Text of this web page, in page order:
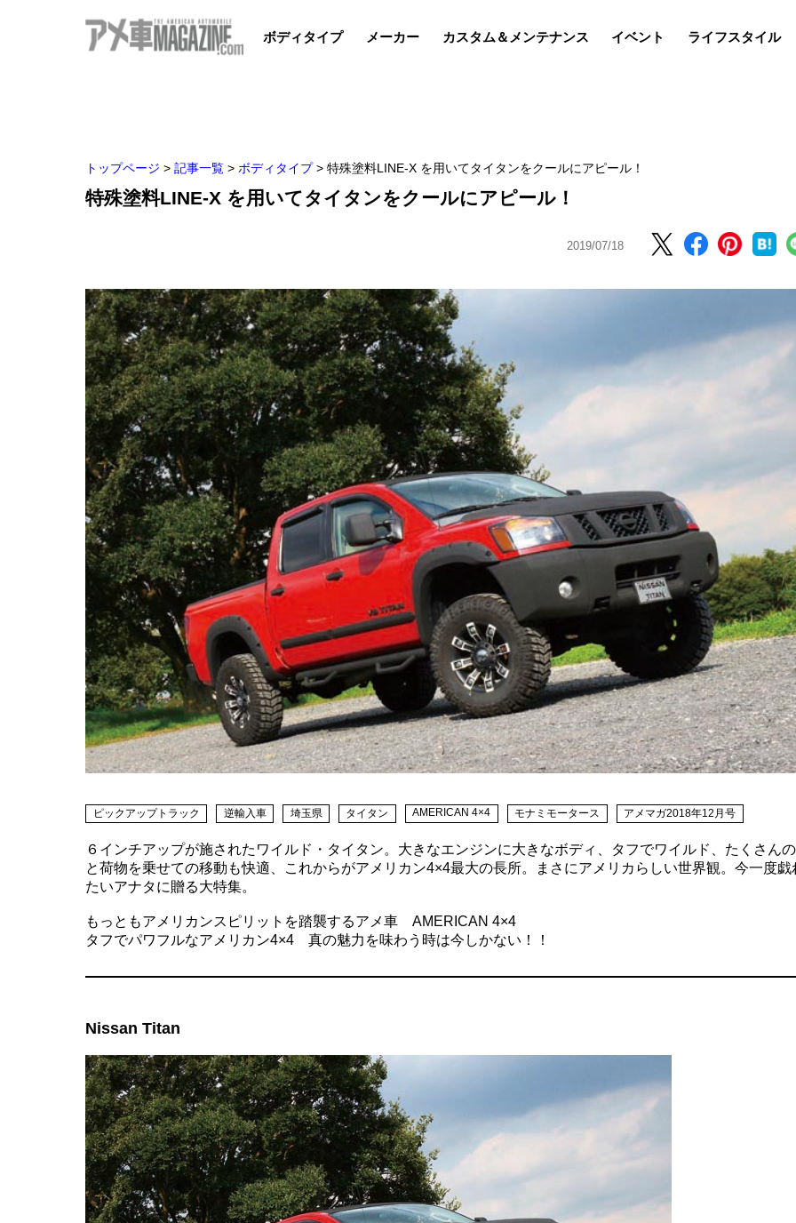
ボディタイプ メーカー カスタム＆メンテナンス イベント ライフスタイル
トップページ > 記事一覧 > ボディタイプ > 特殊塗料LINE-X を用いてタイタンをクールにアピール！
特殊塗料LINE-X を用いてタイタンをクールにアピール！
2019/07/18
ピックアップトラック 逆輸入車 埼玉県 タイタン AMERICAN 4×4 モナミモータース アメマガ2018年12月号
６インチアップが施されたワイルド・タイタン。大きなエンジンに大きなボディ、タフでワイルド、たくさん
と荷物を乗せての移動も快適、これからがアメリカン4×4最大の長所。まさにアメリカらしい世界観。今一度戯
たいアナタに贈る大特集。
もっともアメリカンスピリットを踏襲するアメ車 AMERICAN 4×4
タフでパワフルなアメリカン4×4 真の魅力を味わう時は今しかない！！
Nissan Titan